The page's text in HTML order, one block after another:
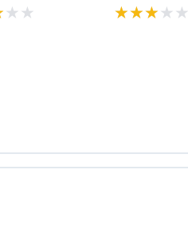
★★★★★
★★★★★